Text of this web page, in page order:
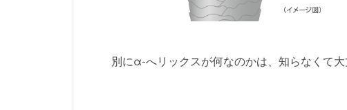
別にα-へリックスが何なのかは、知らなくて